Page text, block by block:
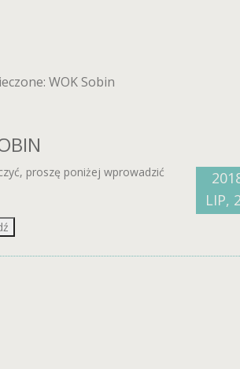
WOK Sobin
proszę poniżej wprowadzić
LIP,